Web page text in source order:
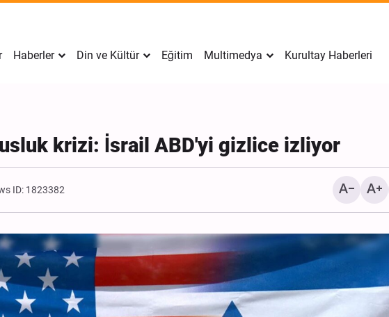
Haberler Din ve Kültür Eğitim Multimedya Kurultay Haberleri
krizi: İsrail ABD'yi gizlice izliyor
ID: 1823382
İran’da Tekfirci
Hücre Çökertildi, 15 Kişi
Gözaltına Alındı